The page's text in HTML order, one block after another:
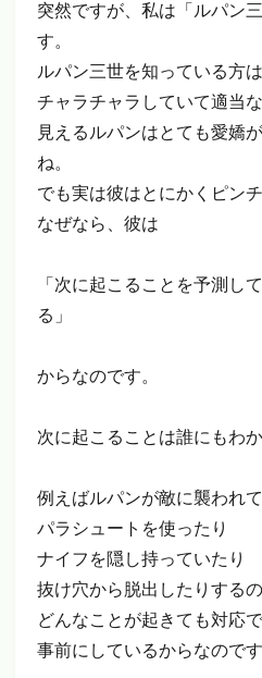
突然ですが、私は「ルパン
す。
ルパン三世を知っている方
チャラチャラしていて適当
見えるルパンはとても愛嬌
ね。
でも実は彼はとにかくピン
なぜなら、彼は
「次に起こることを予測し
る」
からなのです。
次に起こることは誰にもわか
例えばルパンが敵に襲われ
パラシュートを使ったり
ナイフを隠し持っていたり
抜け穴から脱出したりする
どんなことが起きても対応
事前にしているからなのです